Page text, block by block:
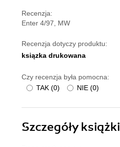
Recenzja:
Enter 4/97, MW
Recenzja dotyczy produktu:
ksiązka drukowana
Czy recenzja była pomocna:
TAK (0) NIE (0)
Szczegółyksiążki